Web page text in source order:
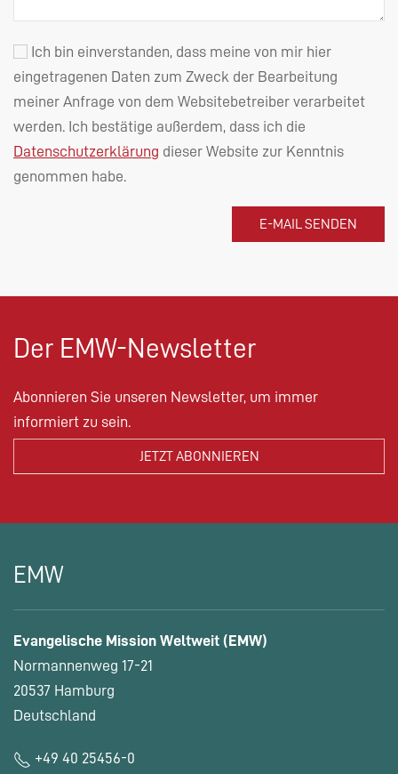
Ich bin einverstanden, dass meine von mir hier
eingetragenen Daten zum Zweck der Bearbeitung
meiner Anfrage von dem Websitebetreiber verarbeitet
werden. Ich bestätige außerdem, dass ich die
Datenschutzerklärung dieser Website zur Kenntnis
genommen habe.
Der EMW-Newsletter
Abonnieren Sie unseren Newsletter, um immer
informiert zu sein.
EMW
Evangelische Mission Weltweit (EMW)
Normannenweg 17-21
20537 Hamburg
Deutschland
+49 40 25456-0